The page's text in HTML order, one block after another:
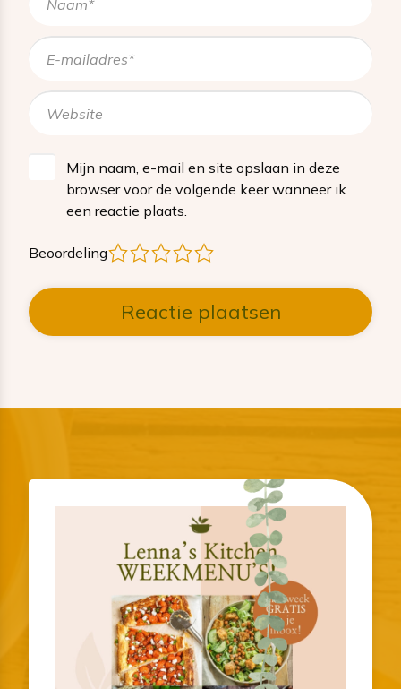
Mijn naam, e-mail en site opslaan in deze
browser voor de volgende keer wanneer ik
een reactie plaats.
Beoordeling 4
3
2
1